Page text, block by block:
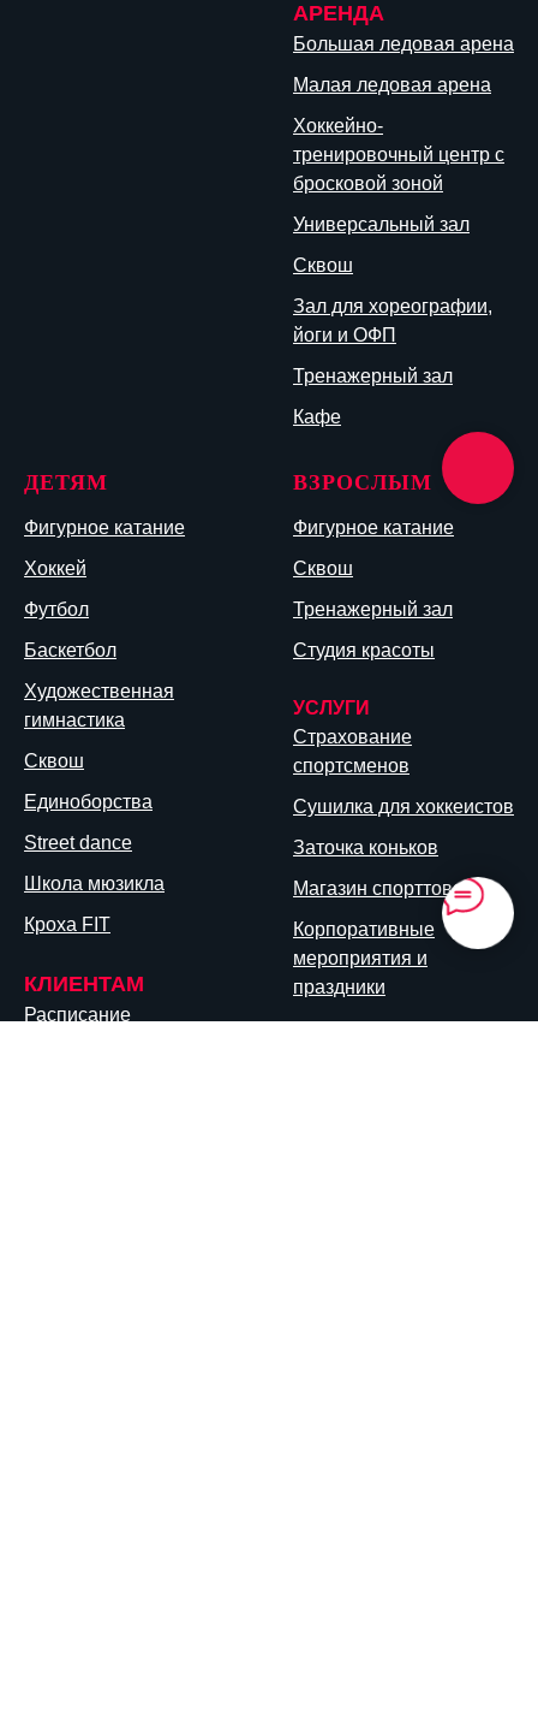
АРЕНДА
Большая ледовая арена
Малая ледовая арена
Хоккейно-
тренировочный центр с
бросковой зоной
Универсальный зал
Сквош
Зал для хореографии,
йоги и ОФП
Тренажерный зал
Кафе
ДЕТЯМ
Фигурное катание
Хоккей
Футбол
Баскетбол
Художественная
гимнастика
Сквош
Единоборства
Street dance
Школа мюзикла
Кроха FIT
КЛИЕНТАМ
Расписание
ВЗРОСЛЫМ
Фигурное катание
Сквош
Тренажерный зал
Студия красоты
УСЛУГИ
Страхование
спортсменов
Сушилка для хоккеистов
Заточка коньков
Магазин спорттоваров
Корпоративные
мероприятия и
праздники